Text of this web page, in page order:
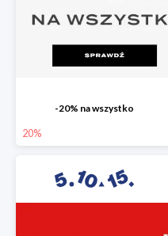
-20% na wszystko
20%